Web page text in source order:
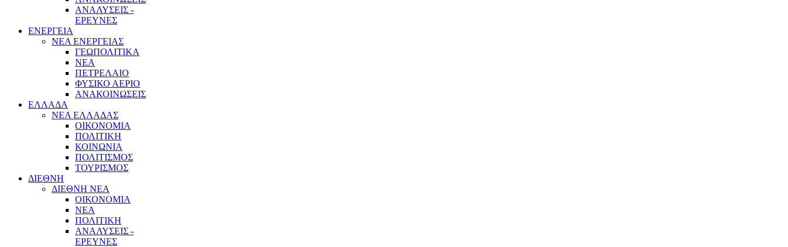
ΑΝΑΛΥΣΕΙΣ -
ΕΡΕΥΝΕΣ
ΕΝΕΡΓΕΙΑ
ΝΕΑ ΕΝΕΡΓΕΙΑΣ
ΓΕΩΠΟΛΙΤΙΚΑ
ΝΕΑ
ΠΕΤΡΕΛΑΙΟ
ΦΥΣΙΚΟ ΑΕΡΙΟ
ΑΝΑΚΟΙΝΩΣΕΙΣ
ΕΛΛΑΔΑ
ΝΕΑ ΕΛΛΑΔΑΣ
ΟΙΚΟΝΟΜΙΑ
ΠΟΛΙΤΙΚΗ
ΚΟΙΝΩΝΙΑ
ΠΟΛΙΤΙΣΜΟΣ
ΤΟΥΡΙΣΜΟΣ
ΔΙΕΘΝΗ
ΔΙΕΘΝΗ ΝΕΑ
ΟΙΚΟΝΟΜΙΑ
ΝΕΑ
ΠΟΛΙΤΙΚΗ
ΑΝΑΛΥΣΕΙΣ -
ΕΡΕΥΝΕΣ